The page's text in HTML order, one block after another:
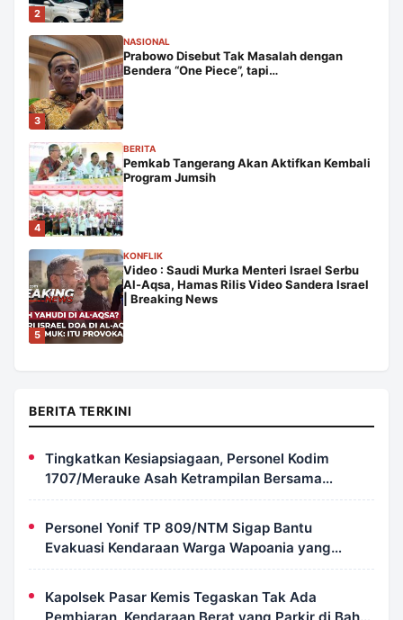
2
3
NASIONAL
Prabowo Disebut Tak Masalah dengan
Bendera “One Piece”, tapi…
4
BERITA
Pemkab Tangerang Akan Aktifkan Kembali
Program Jumsih
5
KONFLIK
Video : Saudi Murka Menteri Israel Serbu
Al-Aqsa, Hamas Rilis Video Sandera Israel
| Breaking News
BERITA TERKINI
Tingkatkan Kesiapsiagaan, Personel Kodim
1707/Merauke Asah Ketrampilan Bersama
Petugas Damkar
Personel Yonif TP 809/NTM Sigap Bantu
Evakuasi Kendaraan Warga Wapoania yang
Terperosok ke Jurang
Kapolsek Pasar Kemis Tegaskan Tak Ada
Pembiaran, Kendaraan Berat yang Parkir di Bahu